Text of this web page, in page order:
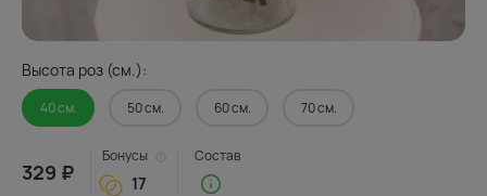
Высота роз (см.):
40 см. 50 см. 60 см. 70 см.
329 ₽
Бонусы
17
Состав